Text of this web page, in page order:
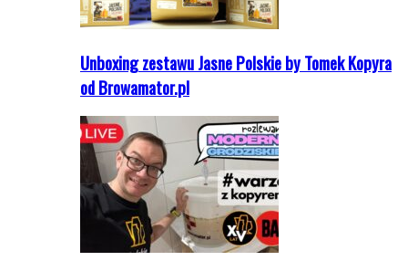
Unboxing zestawu Jasne Polskie by Tomek Kopyra
od Browamator.pl